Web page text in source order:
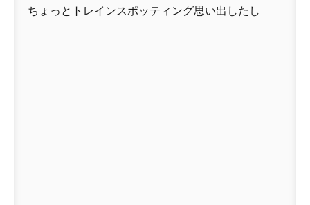
ちょっとトレインスポッティング思い出したし